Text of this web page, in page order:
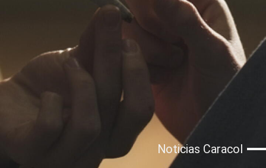
Noticias Caracol